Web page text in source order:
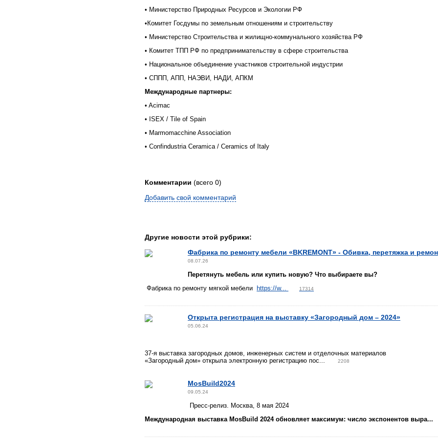
• Министерство Природных Ресурсов и Экологии РФ
•Комитет Госдумы по земельным отношениям и строительству
• Министерство Строительства и жилищно-коммунального хозяйства РФ
• Комитет ТПП РФ по предпринимательству в сфере строительства
• Национальное объединение участников строительной индустрии
• СППП, АПП, НАЭВИ, НАДИ, АПКМ
Международные партнеры:
• Acimac
• ISEX / Tile of Spain
• Marmomacchine Association
• Confindustria Ceramica / Ceramics of Italy
Комментарии (всего 0)
Добавить свой комментарий
Другие новости этой рубрики:
Фабрика по ремонту мебели «BKREMONT» - Обивка, перетяжка и
08.07.26
Перетянуть мебель или купить новую? Что выбираете вы?
Фабрика по ремонту мягкой мебели
https://w... 17314
Открыта регистрация на выставку «Загородный дом – 2024»
05.06.24
37-я выставка загородных домов, инженерных систем и отделочных материалов
«Загородный дом» открыла электронную регистрацию пос...
2208
MosBuild2024
09.05.24
Пресс-релиз. Москва, 8 мая 2024
Международная выставка MosBuild 2024 обновляет максимум: число экспонентов выра...